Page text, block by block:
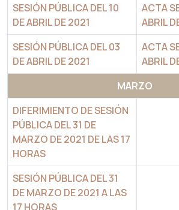
SESIÓN PÚBLICA DEL 10
DE ABRIL DE 2021
ACTA
ABRIL
SESIÓN PÚBLICA DEL 03
DE ABRIL DE 2021
ACTA
ABRIL
MARZO
DIFERIMIENTO DE SESIÓN
PÚBLICA DEL 31 DE
MARZO DE 2021 DE LAS 17
HORAS
SESIÓN PÚBLICA DEL 31
DE MARZO DE 2021 A LAS
17 HORAS